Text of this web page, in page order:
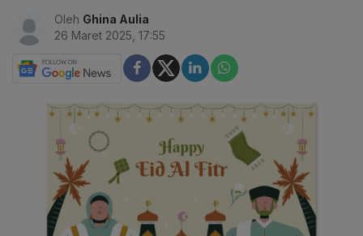
Oleh Ghina Aulia
26 Maret 2025, 17:55